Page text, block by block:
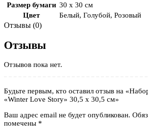
Размер бумаги 30 x 30 см
Цвет
Белый, Голубой, Розовый
Отзывы (0)
Отзывы
Отзывов пока нет.
Будьте первым, кто оставил отзыв на
«Winter Love Story» 30,5 x 30,5 см»
Ваш адрес email не будет опубликован.
помечены *